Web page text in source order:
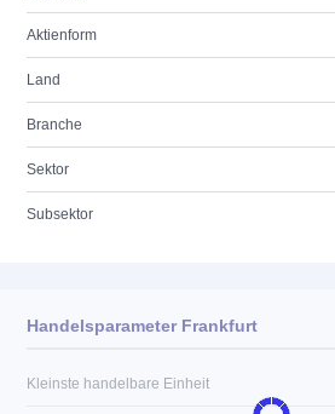
Aktienform
Land
Branche
Sektor
Subsektor
Handelsparameter Frankfurt
Kleinste handelbare Einheit